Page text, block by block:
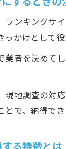
ランキングサ
かけとして役
業者を決めて
現地調査の対
で、納得で